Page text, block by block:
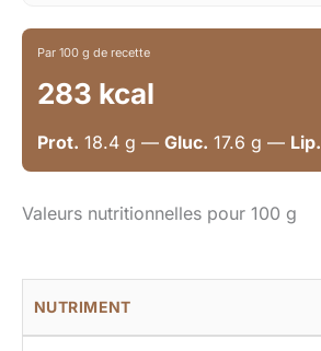
Par 100 g de recette
283 kcal
Prot. 18.4 g — Gluc. 17.6 g — Lip.
Valeurs nutritionnelles pour 100 g
NUTRIMENT